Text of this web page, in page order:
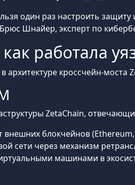
один раз настроить
Шнайер, эксперт по
работала
кроссчейн-моста
ZetaChain,
блокчейнов (Ethereum,
сети через механизм
машинами в